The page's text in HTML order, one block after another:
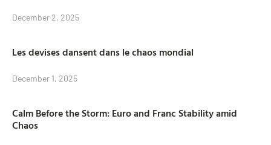
December 2, 2025
Les devises dansent dans le chaos mondial
December 1, 2025
Calm Before the Storm: Euro and Franc Stability amid
Chaos